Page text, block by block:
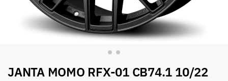
JANTA MOMO RFX-01 CB74.1 10/22